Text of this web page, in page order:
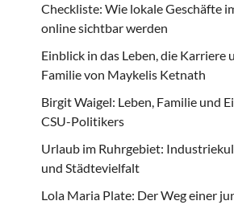
Checkliste: Wie lokale Geschäfte
online sichtbar werden
Einblick in das Leben, die Karriere
Familie von Maykelis Ketnath
Birgit Waigel: Leben, Familie und
CSU-Politikers
Urlaub im Ruhrgebiet:
und Städtevielfalt
Lola Maria Plate: Der Weg einer